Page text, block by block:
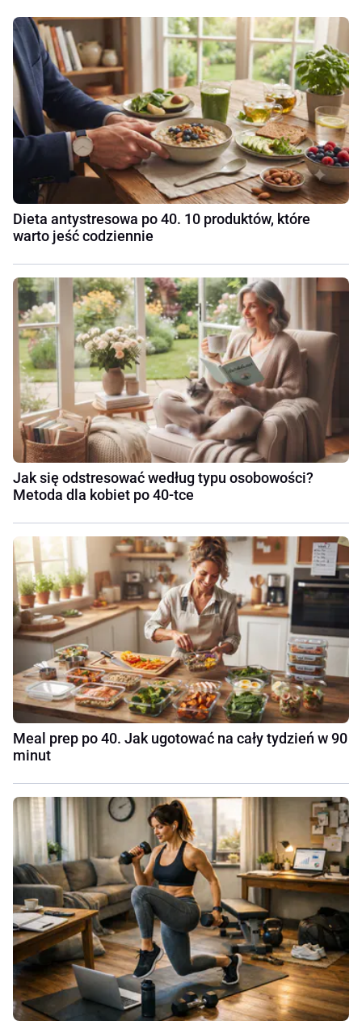
Dieta antystresowa po 40. 10 produktów, które
warto jeść codziennie
Jak się odstresować według typu osobowości?
Metoda dla kobiet po 40-tce
Meal prep po 40. Jak ugotować na cały tydzień w 90
minut